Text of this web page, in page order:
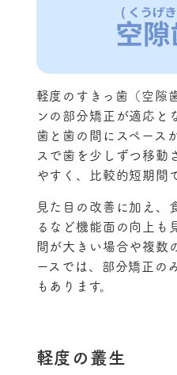
軽度のすきっ歯（空隙
ンの部分矯正が適応と
歯と歯の間にスペース
スで歯を少しずつ移動
やすく、比較的短期間
見た目の改善に加え、
るなど機能面の向上も
間が大きい場合や複数
ースでは、部分矯正の
もあります。
軽度の叢生